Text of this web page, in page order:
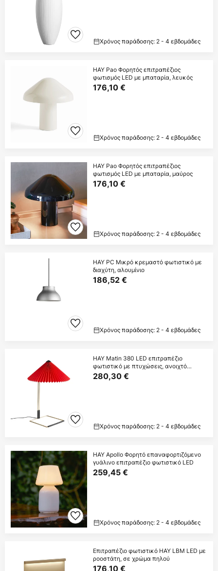
Χρόνος παράδοσης: 2 - 4 εβδομάδες
HAY Pao Φορητός επιτραπέζιος
φωτισμός LED με μπαταρία, λευκός
176,10 €
Χρόνος παράδοσης: 2 - 4 εβδομάδες
HAY Pao Φορητός επιτραπέζιος
φωτισμός LED με μπαταρία, μαύρος
176,10 €
Χρόνος παράδοσης: 2 - 4 εβδομάδες
HAY PC Μικρό κρεμαστό φωτιστικό με
διαχύτη, αλουμίνιο
186,52 €
Χρόνος παράδοσης: 2 - 4 εβδομάδες
HAY Matin 380 LED επιτραπέζιο
φωτιστικό με πτυχώσεις, ανοιχτό
κόκκινο
280,30 €
Χρόνος παράδοσης: 2 - 4 εβδομάδες
HAY Apollo Φορητό επαναφορτιζόμενο
γυάλινο επιτραπέζιο φωτιστικό LED
259,45 €
Χρόνος παράδοσης: 2 - 4 εβδομάδες
Επιτραπέζιο φωτιστικό HAY LBM LED με
ροοστάτη, σε χρώμα πηλού
176,10 €